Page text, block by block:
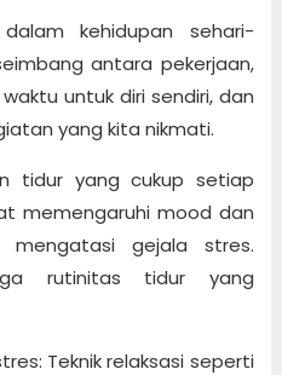
kehidupan sehari-
antara pekerjaan,
untuk diri sendiri, dan
yang kita nikmati.
tidur yang cukup setiap
memengaruhi mood dan
mengatasi gejala stres.
rutinitas tidur yang
Teknik relaksasi seperti